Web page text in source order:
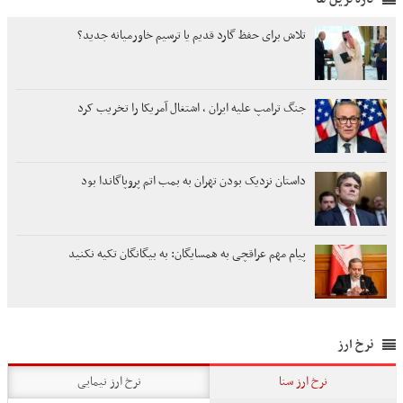
تلاش برای حفظ گارد قدیم یا ترسیم خاورمیانه جدید؟
جنگ ترامپ علیه ایران ، اشتغال آمریکا را تخریب کرد
داستان نزدیک بودن تهران به بمب اتم پروپاگاندا بود
پیام مهم عراقچی به همسایگان: به بیگانگان تکیه نکنید
نرخ ارز
نرخ ارز سنا نرخ ارز نیمایی